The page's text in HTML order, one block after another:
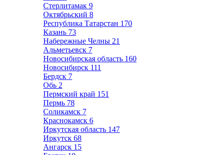
Стерлитамак 9
Октябрьский 8
Республика Татарстан 170
Казань 73
Набережные Челны 21
Альметьевск 7
Новосибирская область 160
Новосибирск 111
Бердск 7
Обь 2
Пермский край 151
Пермь 78
Соликамск 7
Краснокамск 6
Иркутская область 147
Иркутск 68
Ангарск 15